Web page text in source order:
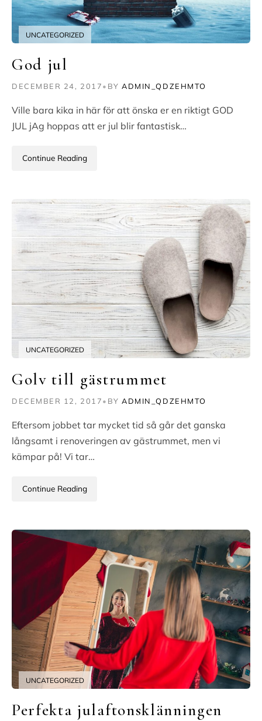
UNCATEGORIZED
God jul
DECEMBER 24, 2017• BYADMIN_QDZEHMTO
Ville bara kika in här för att önska er en riktigt GOD
JUL jAg hoppas att er jul blir fantastisk…
Continue Reading
UNCATEGORIZED
Golv till gästrummet
DECEMBER 12, 2017• BYADMIN_QDZEHMTO
Eftersom jobbet tar mycket tid så går det ganska
långsamt i renoveringen av gästrummet, men vi
kämpar på! Vi tar…
Continue Reading
UNCATEGORIZED
Perfekta julaftonsklänningen